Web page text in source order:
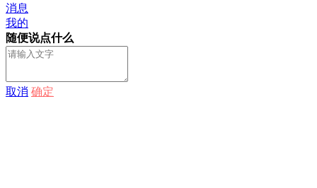
消息
我的
随便说点什么
取消 确定